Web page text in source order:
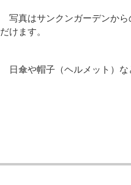
写真はサンクンガーデンか
だけます。
日傘や帽子（ヘルメット）